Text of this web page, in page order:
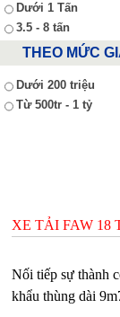
Dưới 1 Tấn
3.5 - 8 tấn
THEO MỨC
Dưới 200 triệu
Từ 500tr - 1 tỷ
XE TẢI FAW 18
Nối tiếp sự thành
khẩu thùng dài